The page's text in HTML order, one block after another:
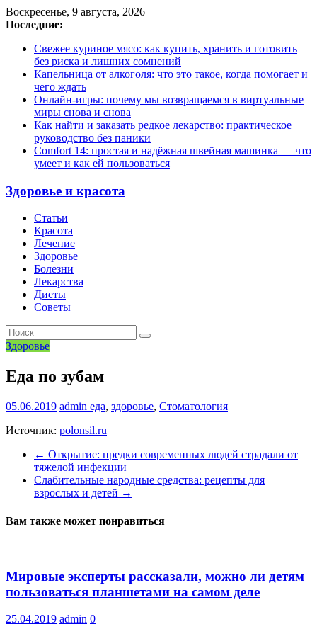
Воскресенье, 9 августа, 2026
Последние:
Свежее куриное мясо: как купить, хранить и готовить
без риска и лишних сомнений
Капельница от алкоголя: что это такое, когда помогает и
чего ждать
Онлайн-игры: почему мы возвращаемся в виртуальные
миры снова и снова
Как найти и заказать редкое лекарство: практическое
руководство без паники
Comfort 14: простая и надёжная швейная машинка — что
умеет и как ей пользоваться
Здоровье и красота
Статьи
Красота
Лечение
Здоровье
Болезни
Лекарства
Диеты
Советы
Здоровье
Еда по зубам
05.06.2019 admin еда, здоровье, Стоматология
Источник: polonsil.ru
← Открытие: предки современных людей страдали от
тяжелой инфекции
Слабительные народные средства: рецепты для
взрослых и детей →
Вам также может понравиться
Мировые эксперты рассказали, можно ли детям
пользоваться планшетами на самом деле
25.04.2019 admin 0